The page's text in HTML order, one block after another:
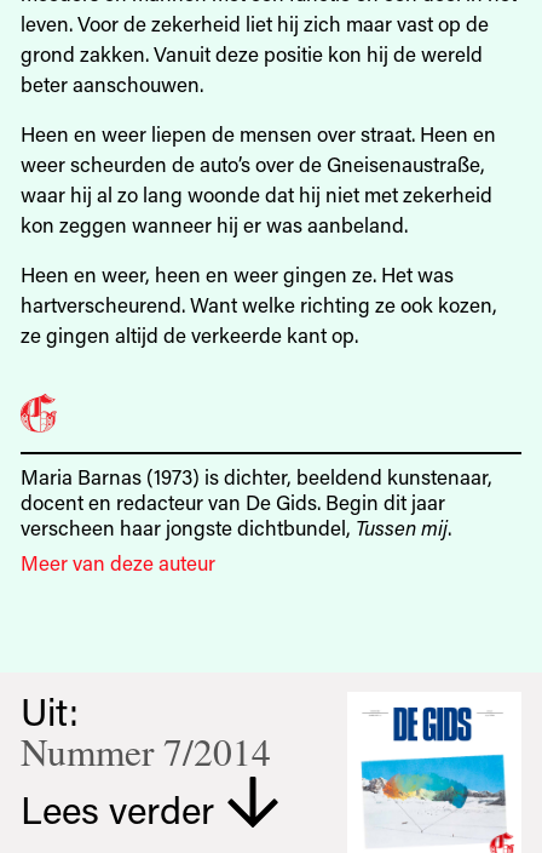
leven. Voor de zekerheid liet hij zich maar vast op de
grond zakken. Vanuit deze positie kon hij de wereld
beter aanschouwen.
Heen en weer liepen de mensen over straat. Heen en
weer scheurden de auto’s over de Gneisenaustraße,
waar hij al zo lang woonde dat hij niet met zekerheid
kon zeggen wanneer hij er was aanbeland.
Heen en weer, heen en weer gingen ze. Het was
hartverscheurend. Want welke richting ze ook kozen,
ze gingen altijd de verkeerde kant op.
Maria Barnas (1973) is dichter, beeldend kunstenaar,
docent en redacteur van De Gids. Begin dit jaar
verscheen haar jongste dichtbundel, Tussen mij.
Meer van deze auteur
Uit:
Nummer 7/2014
Lees verder